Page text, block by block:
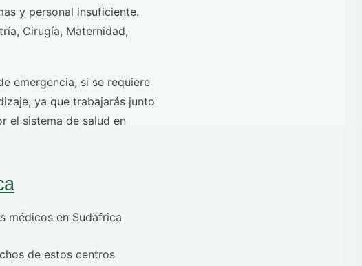
y personal insuficiente.
Cirugía, Maternidad,
emergencia, si se requiere
ya que trabajarás junto
el sistema de salud en
de estos centros